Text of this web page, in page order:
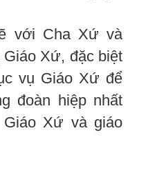
với Cha Xứ và
Giáo Xứ, đặc biệt
vụ Giáo Xứ để
đoàn hiệp nhất
Xứ và giáo